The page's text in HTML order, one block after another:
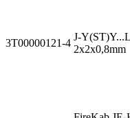
3T00000121-4
J-
2x2x0,8mm